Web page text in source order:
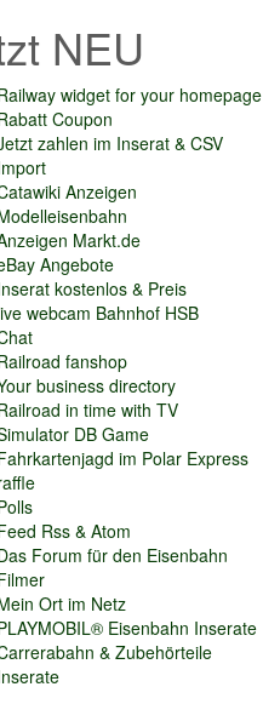
NEU
widget for your homepage
Coupon
zahlen im Inserat & CSV
Anzeigen
Markt.de
Angebote
kostenlos & Preis
webcam Bahnhof HSB
fanshop
business directory
in time with TV
DB Game
im Polar Express
Rss & Atom
Forum für den Eisenbahn
Ort im Netz
Eisenbahn Inserate
& Zubehörteile